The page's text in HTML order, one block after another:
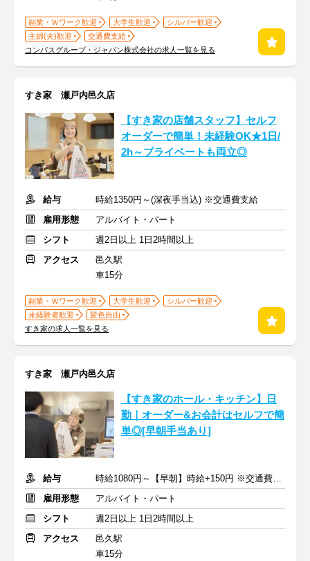
副業・Ｗワーク歓迎 大学生歓迎
シルバー歓迎
主婦(夫)歓迎
交通費支給
コンパスグループ・ジャパン株式会社の求人一覧を見る
すき家 瀬戸内邑久店
【すき家の店舗スタッフ】セルフ
オーダーで簡単！未経験OK★1日/
2h～プライベートも両立◎
給与
時給1350円～(深夜手当込) ※交通費支給
雇用形態
アルバイト・パート
シフト
週2日以上 1日2時間以上
アクセス
邑久駅
車15分
副業・Ｗワーク歓迎 大学生歓迎
シルバー歓迎
未経験者歓迎
髪色自由
すき家の求人一覧を見る
すき家 瀬戸内邑久店
【すき家のホール・キッチン】日
勤｜オーダー&お会計はセルフで簡
単◎[早朝手当あり]
給与
時給1080円～【早朝】時給+150円 ※交通費支給
雇用形態
アルバイト・パート
シフト
週2日以上 1日2時間以上
アクセス
邑久駅
車15分